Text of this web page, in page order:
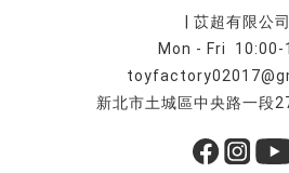
| 苡超有限公司
Mon - Fri 10:00-
新北市土城區中央路一段